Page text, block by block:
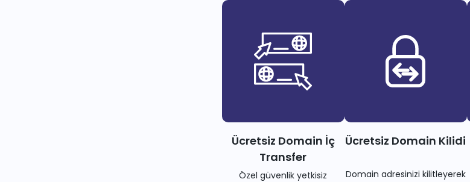
Ücretsiz Domain İç
Transfer
Özel güvenlik yetkisiz
Ücretsiz Domain Kilidi
Domain adresinizi kilitleyerek